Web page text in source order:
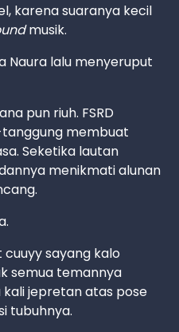
karena suaranya kecil
musik.
Naura lalu menyeruput
pun riuh. FSRD
membuat
Seketika lautan
menikmati alunan
cuuyy sayang kalo
semua temannya
jepretan atas pose
tubuhnya.